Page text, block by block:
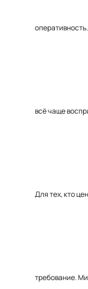
всё чаще
Для тех, кто
требование.